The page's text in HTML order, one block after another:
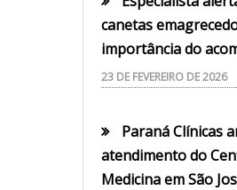
canetas
importância do
23 DE FEVEREIRO DE 2026
Paraná Clínicas
atendimento do
Medicina em São